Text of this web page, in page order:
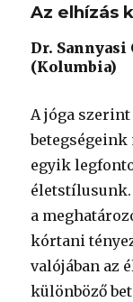
Az elhízás
Dr. Sannyasi
(Kolumbia)
A jóga
betegségeink
egyik
életstílusunk.
a
kórtani
valójában az
különböző